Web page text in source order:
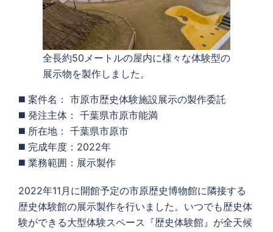
全長約50メートルの屋内に様々な体験型の
展示物を製作しました。
◼️ 案件名： 市原市歴史体験施設展示の製作委託
◼️ 発注主体： 千葉県市原市能満
◼️ 所在地： 千葉県市原市
◼️ 完成年度：2022年
◼️ 業務範囲：展示製作
2022年11月に開館予定の市原歴史博物館に隣接する
歴史体験館の展示製作を行いました。いつでも歴史体
験ができる大型体験スペース『歴史体験館』が全天候